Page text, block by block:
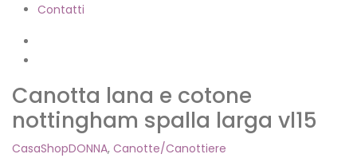
Contatti
Canotta lana e cotone
nottingham spalla larga vl15
CasaShopDONNA, Canotte/Canottiere